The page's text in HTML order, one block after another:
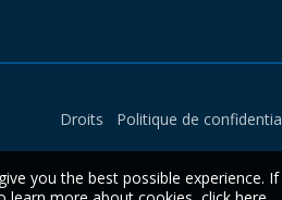
Droits Politique de
you the best possible experience.